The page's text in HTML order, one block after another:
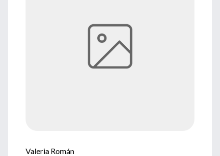
Valeria Román